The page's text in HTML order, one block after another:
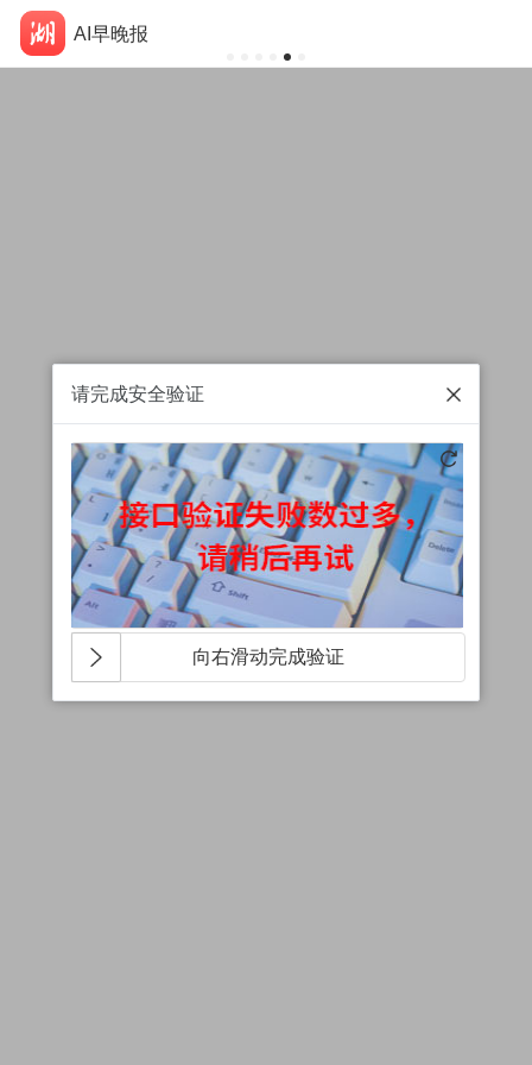
AI早晚报
请完成安全验证
向右滑动完成验证